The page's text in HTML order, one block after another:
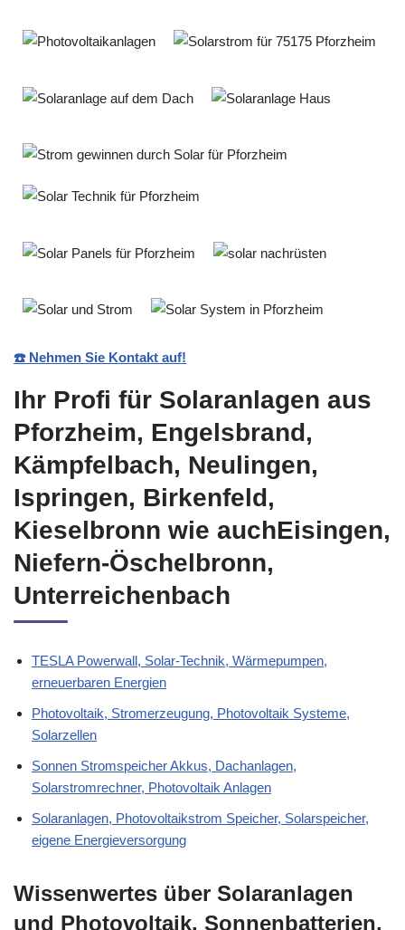
☎️ Nehmen Sie Kontakt auf!
Ihr Profi für Solaranlagen aus
Pforzheim, Engelsbrand,
Kämpfelbach, Neulingen,
Ispringen, Birkenfeld,
Kieselbronn wie auchEisingen,
Niefern-Öschelbronn,
Unterreichenbach
TESLA Powerwall, Solar-Technik, Wärmepumpen,
erneuerbaren Energien
Photovoltaik, Stromerzeugung, Photovoltaik Systeme,
Solarzellen
Sonnen Stromspeicher Akkus, Dachanlagen,
Solarstromrechner, Photovoltaik Anlagen
Solaranlagen, Photovoltaikstrom Speicher, Solarspeicher,
eigene Energieversorgung
Wissenwertes über Solaranlagen
und Photovoltaik, Sonnenbatterien,